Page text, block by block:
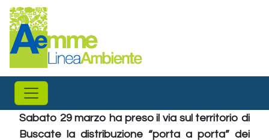
Salta al contenuto principale
Sabato 29 marzo ha preso il via sul territorio di
Buscate la distribuzione “porta a porta” dei